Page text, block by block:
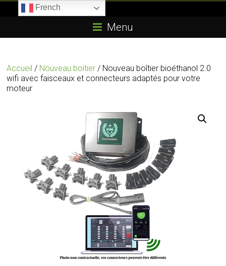
E85.com
passion
du
Menu
Accueil / Nouveau boitier / Nouveau boîtier bioéthanol 2.0
wifi avec faisceaux et connecteurs adaptés pour votre
moteur
French